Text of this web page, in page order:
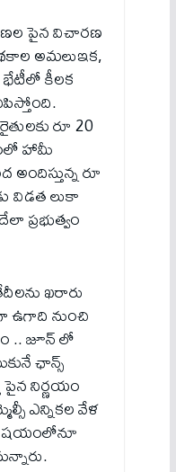
పైన విచారణ
అమలుఇక,
కీలక
రూ 20
హామీ
రూ
విడత లుకా
ప్రభుత్వం
ఖరారు
ఉగాది నుంచి
.. జూన్ లో
ఛాన్స్
పైన నిర్ణయం
ఎన్నికల వేళ